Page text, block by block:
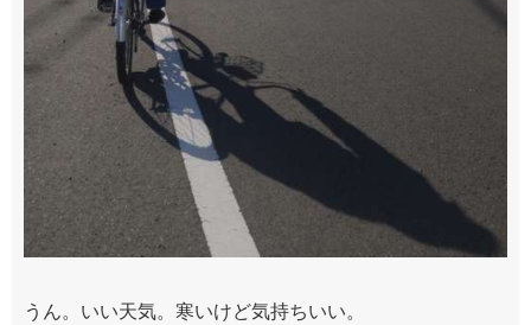
うん。いい天気。寒いけど気持ちいい。